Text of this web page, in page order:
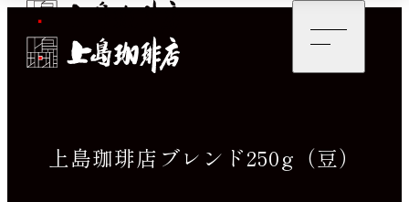
上島珈琲店ブレンド250g （豆）